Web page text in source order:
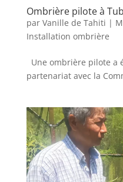
Ombrière pilote à
par Vanille de Tahiti |
Installation ombrière
Une ombrière pilote a
partenariat avec la